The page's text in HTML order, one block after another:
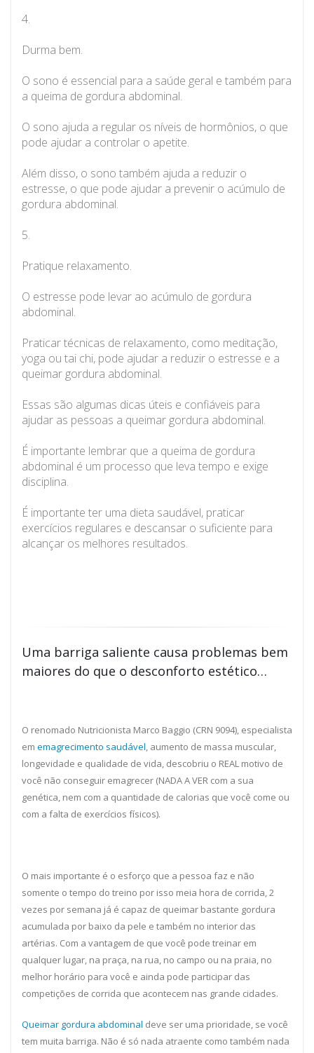
4.
Durma bem.
O sono é essencial para a saúde geral e também para
a queima de gordura abdominal.
O sono ajuda a regular os níveis de hormônios, o que
pode ajudar a controlar o apetite.
Além disso, o sono também ajuda a reduzir o
estresse, o que pode ajudar a prevenir o acúmulo de
gordura abdominal.
5.
Pratique relaxamento.
O estresse pode levar ao acúmulo de gordura
abdominal.
Praticar técnicas de relaxamento, como meditação,
yoga ou tai chi, pode ajudar a reduzir o estresse e a
queimar gordura abdominal.
Essas são algumas dicas úteis e confiáveis para
ajudar as pessoas a queimar gordura abdominal.
É importante lembrar que a queima de gordura
abdominal é um processo que leva tempo e exige
disciplina.
É importante ter uma dieta saudável, praticar
exercícios regulares e descansar o suficiente para
alcançar os melhores resultados.
Uma barriga saliente causa problemas bem
maiores do que o desconforto estético…
O renomado Nutricionista Marco Baggio (CRN 9094), especialista
em emagrecimento saudável , aumento de massa muscular,
longevidade e qualidade de vida, descobriu o REAL motivo de
você não conseguir emagrecer (NADA A VER com a sua
genética, nem com a quantidade de calorias que você come ou
com a falta de exercícios físicos).
O mais importante é o esforço que a pessoa faz e não
somente o tempo do treino por isso meia hora de corrida, 2
vezes por semana já é capaz de queimar bastante gordura
acumulada por baixo da pele e também no interior das
artérias. Com a vantagem de que você pode treinar em
qualquer lugar, na praça, na rua, no campo ou na praia, no
melhor horário para você e ainda pode participar das
competições de corrida que acontecem nas grande cidades.
Queimar gordura abdominal deve ser uma prioridade, se você
tem muita barriga. Não é só nada atraente como também nada